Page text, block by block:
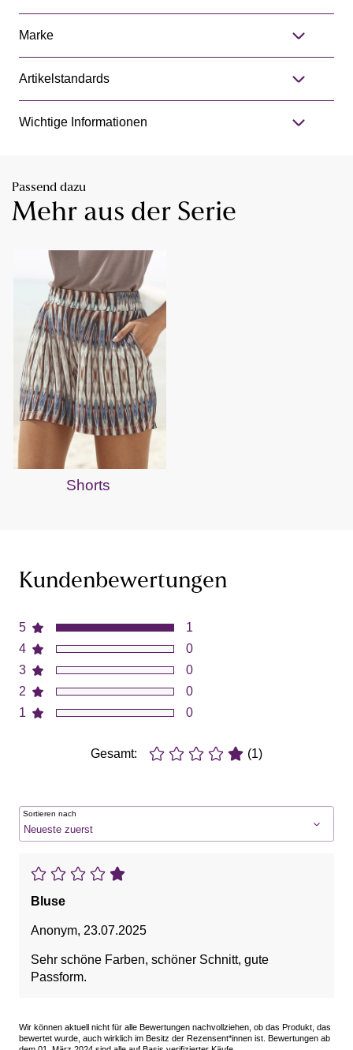
Marke
Artikelstandards
Wichtige Informationen
Passend dazu
Mehr aus der Serie
Shorts
Kundenbewertungen
5
4
3
2
1
1
0
0
0
0
Gesamt: (1)
Sortieren nach
Bluse
Anonym, 23.07.2025
Sehr schöne Farben, schöner Schnitt, gute
Passform.
Wir können aktuell nicht für alle Bewertungen nachvollziehen, ob das Produkt, das
bewertet wurde, auch wirklich im Besitz der Rezensent*innen ist. Bewertungen ab